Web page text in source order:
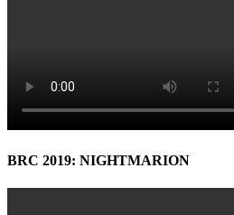
BRC 2019: NIGHTMARION